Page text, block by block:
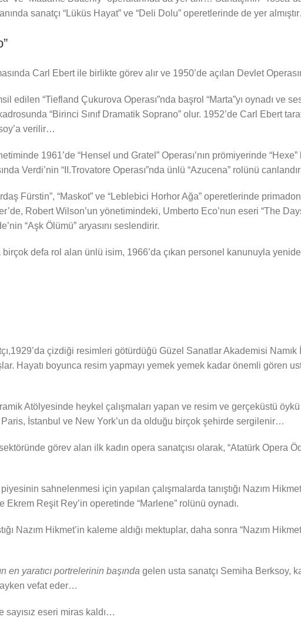
sanatçı “Lüküs Hayat” ve “Deli Dolu” operetlerinde de yer
Carl Ebert ile birlikte görev alır ve 1950’de açılan Devlet
edilen “Tiefland Çukurova Operası”nda başrol “Marta”yı oynadı ve
“Birinci Sınıf Dramatik Soprano” olur. 1952’de Carl Ebert
verilir…
1961’de “Hensel und Gratel” Operası’nın prömiyerinde
Verdi’nin “II.Trovatore Operası”nda ünlü “Azucena” rolünü
Fürstin”, “Maskot” ve “Leblebici Horhor Ağa” operetlerinde
Robert Wilson’un yönetimindeki, Umberto Eco’nun eseri “The
“Aşk Ölümü” aryasını seslendirir.
defa rol alan ünlü isim, 1966’da çıkan personel kanunuyla
çizdiği resimleri götürdüğü Güzel Sanatlar Akademisi Namık
Hayatı boyunca resim yapmayı yemek yemek kadar önemli gören
Atölyesinde heykel çalışmaları yapan ve resim ve gerçeküstü
İstanbul ve New York’un da olduğu birçok şehirde sergilenir…
görev alan ilk kadın opera sanatçısı olarak, “Atatürk Opera
sahnelenmesi için yapılan çalışmalarda tanıştığı Nazım Hikmet
Reşit Rey’in operetinde “Marlene” rolünü oynadı.
Nazım Hikmet’in kaleme aldığı mektuplar, daha sonra “Nazım
en yaratıcı portrelerinin başında gelen usta sanatçı Semiha Berksoy,
vefat eder…
sayısız eseri miras kaldı…